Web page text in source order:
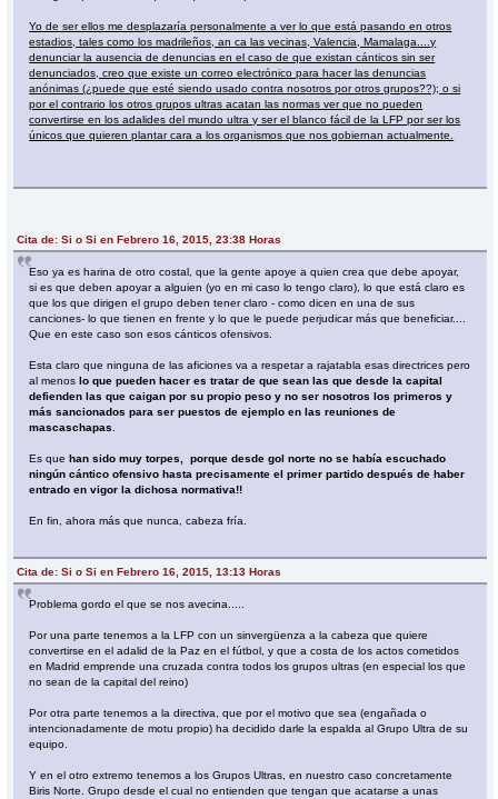
Yo de ser ellos me desplazaría personalmente a ver lo que está pasando en otros
estadios, tales como los madrileños, an ca las vecinas, Valencia, Mamalaga....y
denunciar la ausencia de denuncias en el caso de que existan cánticos sin ser
denunciados, creo que existe un correo electrónico para hacer las denuncias
anónimas (¿puede que esté siendo usado contra nosotros por otros grupos??); o si
por el contrario los otros grupos ultras acatan las normas ver que no pueden
convertirse en los adalides del mundo ultra y ser el blanco fácil de la LFP por ser los
únicos que quieren plantar cara a los organismos que nos gobiernan actualmente.
Cita de: Si o Si en Febrero 16, 2015, 23:38 Horas
Eso ya es harina de otro costal, que la gente apoye a quien crea que debe apoyar,
si es que deben apoyar a alguien (yo en mi caso lo tengo claro), lo que está claro es
que los que dirigen el grupo deben tener claro - como dicen en una de sus
canciones- lo que tienen en frente y lo que le puede perjudicar más que beneficiar....
Que en este caso son esos cánticos ofensivos.
Esta claro que ninguna de las aficiones va a respetar a rajatabla esas directrices pero
al menos lo que pueden hacer es tratar de que sean las que desde la capital
defienden las que caigan por su propio peso y no ser nosotros los primeros y
más sancionados para ser puestos de ejemplo en las reuniones de
mascaschapas
Es quehan sido muy torpes, porque desde gol norte no se había escuchado
ningún cántico ofensivo hasta precisamente el primer partido después de haber
entrado en vigor la dichosa normativa!!
En fin, ahora más que nunca, cabeza fría.
Cita de: Si o Si en Febrero 16, 2015, 13:13 Horas
Problema gordo el que se nos avecina.....
Por una parte tenemos a la LFP con un sinvergüenza a la cabeza que quiere
convertirse en el adalid de la Paz en el fútbol, y que a costa de los actos cometidos
en Madrid emprende una cruzada contra todos los grupos ultras (en especial los que
no sean de la capital del reino)
Por otra parte tenemos a la directiva, que por el motivo que sea (engañada o
intencionadamente de motu propio) ha decidido darle la espalda al Grupo Ultra de su
equipo.
Y en el otro extremo tenemos a los Grupos Ultras, en nuestro caso concretamente
Biris Norte. Grupo desde el cual no entienden que tengan que acatarse a unas